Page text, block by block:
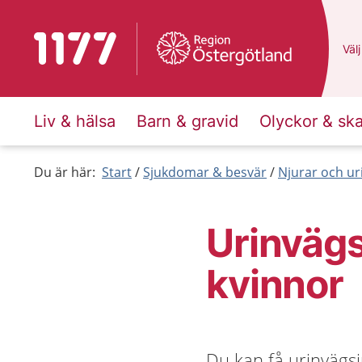
Till startsidan för 1177 Du
Välj
Liv & hälsa Barn & gravid Olyckor &
Du är här: Start Sjukdomar & besvär Njurar och
kvinnor